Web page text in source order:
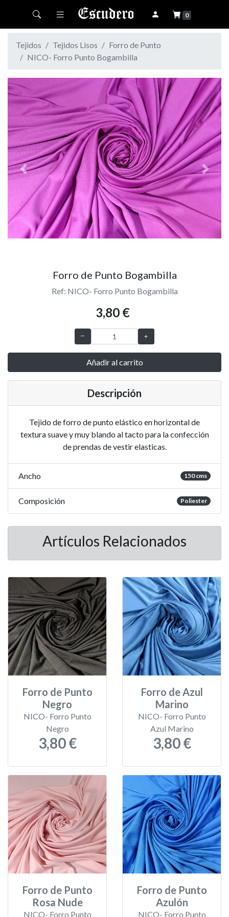
Toggle navigation 0
Tejidos Tejidos Lisos
Forro de Punto
NICO- Forro Punto Bogambilla
Previous Next
Forro de Punto Bogambilla
Ref: NICO- Forro Punto Bogambilla
3,80 €
Añadir al carrito
Descripción
Tejido de forro de punto elástico en horizontal de
textura suave y muy blando al tacto para la confección
de prendas de vestir elasticas.
Ancho 150 cms
Composición Poliester
Artículos Relacionados
Forro de Punto
Negro
NICO- Forro Punto
Negro
3,80 €
Forro de Azul
Marino
NICO- Forro Punto
Azul Marino
3,80 €
Forro de Punto
Rosa Nude
NICO- Forro Punto
Forro de Punto
Azulón
NICO- Forro Punto